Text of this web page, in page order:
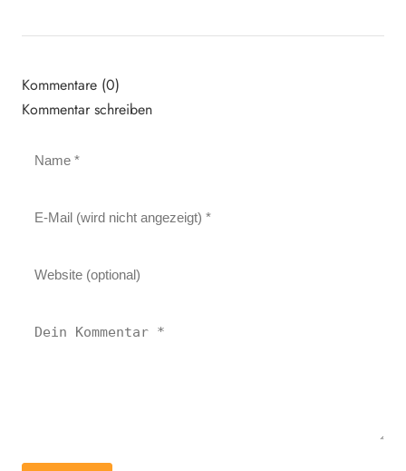
Kommentare (0)
Kommentar schreiben